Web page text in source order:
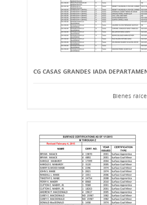
CG CASAS GRANDES IADA
Bienes